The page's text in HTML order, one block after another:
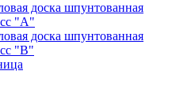
доска шпунтованная
"А"
доска шпунтованная
"B"